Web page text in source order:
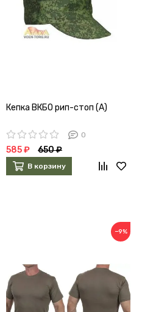
Кепка ВКБО рип-стоп (А)
0
585 ₽ 650 ₽
В корзину
−9%